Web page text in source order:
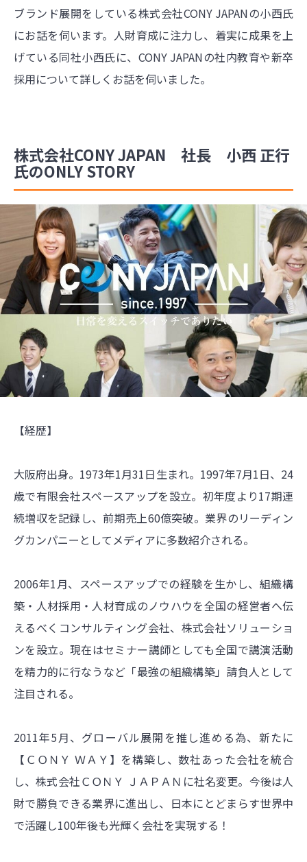
ブランド展開をしている株式会社CONY JAPANの小西氏
にお話を伺います。人財育成に注力し、着実に成果を上
げている同社小西氏に、CONY JAPANの社内教育や新卒
採用について詳しくお話を伺いました。
株式会社CONY JAPAN 社長 小西 正行
氏のONLY STORY
【経歴】
大阪府出身。1973年1月31日生まれ。1997年7月1日、24
歳で有限会社スペースアップを設立。初年度より17期連
続増収を記録し、前期売上60億突破。業界のリーディン
グカンパニーとしてメディアに多数紹介される。
2006年1月、スペースアップでの経験を生かし、組織構
築・人材採用・人材育成のノウハウを全国の経営者へ伝
えるべくコンサルティング会社、株式会社ソリューショ
ンを設立。現在はセミナー講師としても全国で講演活動
を精力的に行なうなど「最強の組織構築」請負人として
注目される。
2011年5月、グローバル展開を推し進める為、新たに
【ＣＯＮＹ ＷＡＹ】を構築し、数社あった会社を統合
し、株式会社ＣＯＮＹ ＪＡＰＡＮに社名変更。今後は人
財で勝負できる業界に進出し、日本にとどまらす世界中
で活躍し100年後も光輝く会社を実現する！